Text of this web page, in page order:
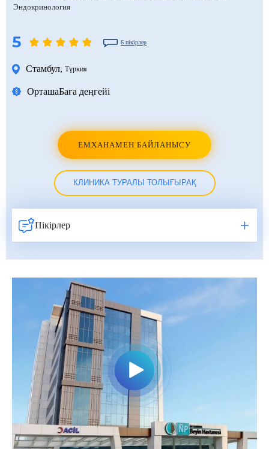
Эндокринология
5 6 пікірлер
Стамбул, Түркия
ОрташаБаға деңгейі
ЕМХАНАМЕН БАЙЛАНЫСУ
КЛИНИКА ТУРАЛЫ ТОЛЫҒЫРАҚ
Пікірлер